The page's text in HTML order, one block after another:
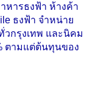
หารธงฟ้า ห้างค้า
ธงฟ้า จำหน่าย
วกรุงเทพ และนิคม
ตามแต่ต้นทุนของ